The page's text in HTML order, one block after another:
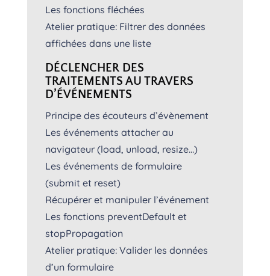
Les fonctions fléchées
Atelier pratique: Filtrer des données
affichées dans une liste
DÉCLENCHER DES
TRAITEMENTS AU TRAVERS
D’ÉVÉNEMENTS
Principe des écouteurs d’évènement
Les événements attacher au
navigateur (load, unload, resize…)
Les événements de formulaire
(submit et reset)
Récupérer et manipuler l’événement
Les fonctions preventDefault et
stopPropagation
Atelier pratique: Valider les données
d’un formulaire